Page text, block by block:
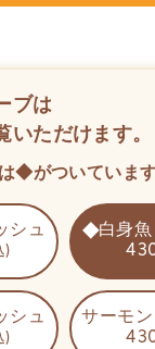
ブは
いただけます。
◆がついています
シュ
)
白身魚
シュ
)
サーモ